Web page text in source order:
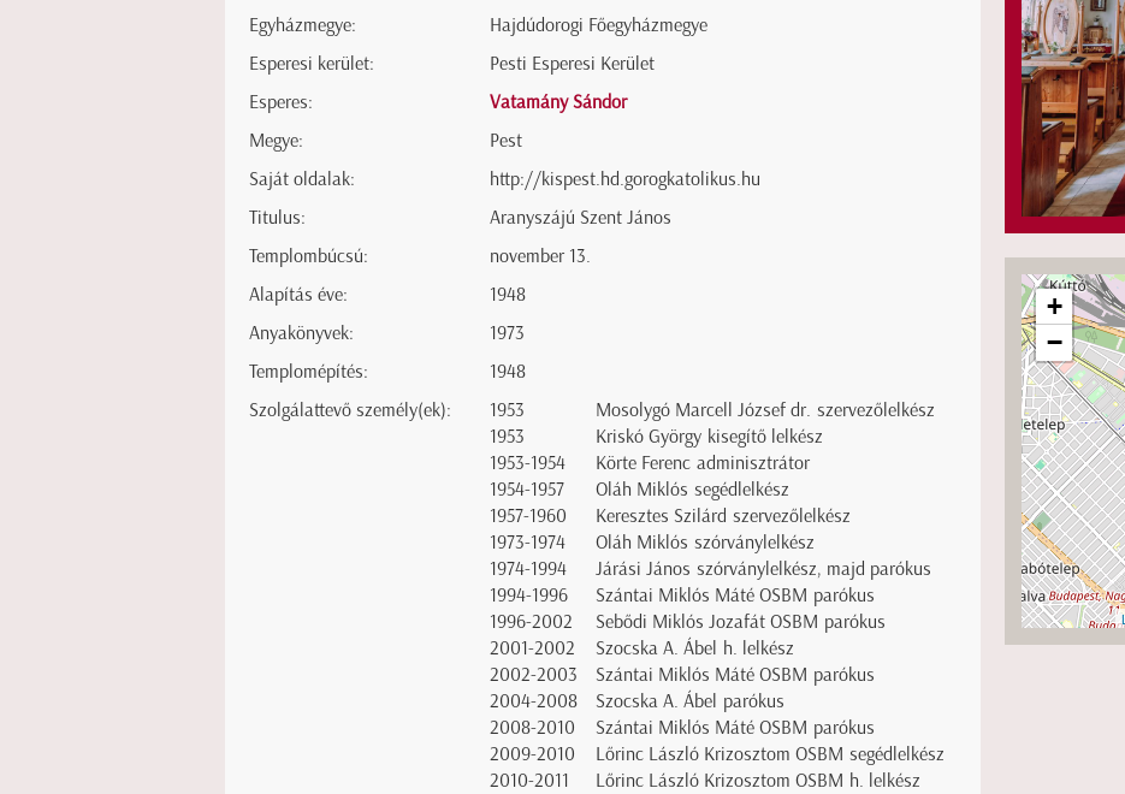
+
−
Egyházmegye:
Hajdúdorogi Főegyházmegye
Esperesi kerület:
Pesti Esperesi Kerület
Esperes:
Vatamány Sándor
Megye:
Pest
Saját oldalak:
http://kispest.hd.gorogkatolikus.hu
Titulus:
Aranyszájú Szent János
Templombúcsú:
november 13.
Alapítás éve:
1948
Anyakönyvek:
1973
Templomépítés:
1948
Szolgálattevő személy(ek):
1953
Mosolygó Marcell József dr. szervezőlelkész
1953
Kriskó György kisegítő lelkész
1953-1954
Körte Ferenc adminisztrátor
1954-1957
Oláh Miklós segédlelkész
1957-1960
Keresztes Szilárd szervezőlelkész
1973-1974
Oláh Miklós szórványlelkész
1974-1994
Járási János szórványlelkész, majd parókus
1994-1996
Szántai Miklós Máté OSBM parókus
1996-2002
Sebődi Miklós Jozafát OSBM parókus
2001-2002
Szocska A. Ábel h. lelkész
2002-2003
Szántai Miklós Máté OSBM parókus
2004-2008
Szocska A. Ábel parókus
2008-2010
Szántai Miklós Máté OSBM parókus
2009-2010
Lőrinc László Krizosztom OSBM segédlelkész
2010-2011
Lőrinc László Krizosztom OSBM h. lelkész